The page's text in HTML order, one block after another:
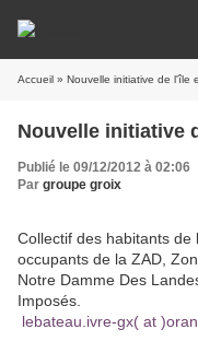
Accueil » Nouvelle initiative de l'île
Nouvelle initiative
Publié le 09/12/2012 à 02:06
Par groupe groix
Collectif des habitants de
occupants de la ZAD,
Notre Damme Des
Imposés.
lebateau.ivre-gx( at